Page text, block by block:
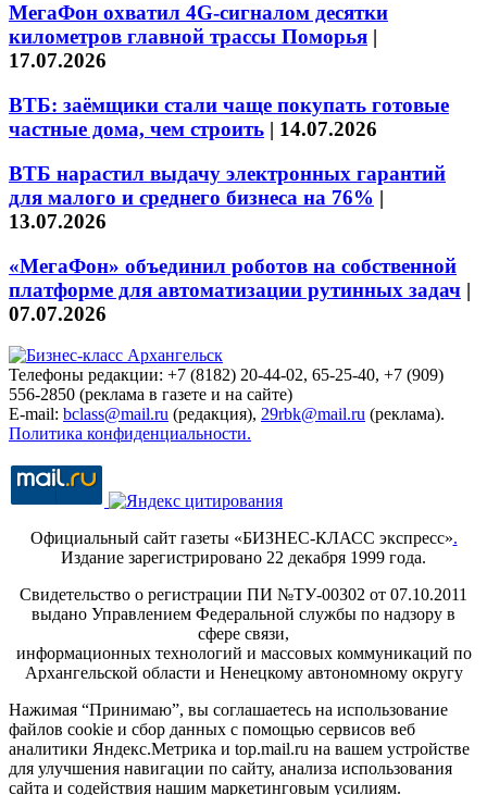
МегаФон охватил 4G-сигналом десятки
километров главной трассы Поморья |
17.07.2026
ВТБ: заёмщики стали чаще покупать готовые
частные дома, чем строить | 14.07.2026
ВТБ нарастил выдачу электронных гарантий
для малого и среднего бизнеса на 76% |
13.07.2026
«МегаФон» объединил роботов на собственной
платформе для автоматизации рутинных задач |
07.07.2026
Телефоны редакции: +7 (8182) 20-44-02, 65-25-40, +7 (909)
556-2850 (реклама в газете и на сайте)
E-mail: bclass@mail.ru (редакция), 29rbk@mail.ru (реклама).
Политика конфиденциальности.
Официальный сайт газеты «БИЗНЕС-КЛАСС экспресс».
Издание зарегистрировано 22 декабря 1999 года.
Свидетельство о регистрации ПИ №ТУ-00302 от 07.10.2011
выдано Управлением Федеральной службы по надзору в
сфере связи,
информационных технологий и массовых коммуникаций по
Архангельской области и Ненецкому автономному округу
Нажимая “Принимаю”, вы соглашаетесь на использование
файлов cookie и сбор данных с помощью сервисов веб
аналитики Яндекс.Метрика и top.mail.ru на вашем устройстве
для улучшения навигации по сайту, анализа использования
сайта и содействия нашим маркетинговым усилиям.